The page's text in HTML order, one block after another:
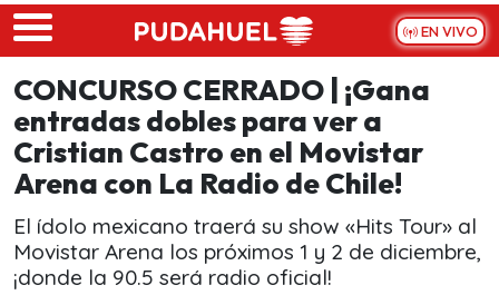
Skip to main content
EN VIVO
CONCURSO CERRADO | ¡Gana
entradas dobles para ver a
Cristian Castro en el Movistar
Arena con La Radio de Chile!
El ídolo mexicano traerá su show «Hits Tour» al
Movistar Arena los próximos 1 y 2 de diciembre,
¡donde la 90.5 será radio oficial!